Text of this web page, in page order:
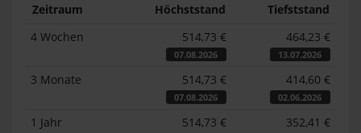
Zeitraum Höchststand
Tiefststand
4 Wochen
514,73 €
07.08.2026
464,23 €
13.07.2026
3 Monate 514,73 €
07.08.2026
414,60 €
02.06.2026
1 Jahr 514,73 € 352,41 €